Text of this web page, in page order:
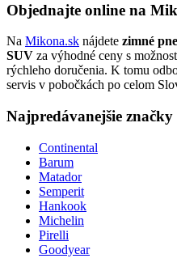
Objednajte online na
Na Mikona.sk nájdete zimné
SUV za výhodné ceny s
rýchleho doručenia. K tomu
servis v pobočkách po celom
Najpredávanejšie značky
Continental
Barum
Matador
Semperit
Hankook
Michelin
Pirelli
Goodyear